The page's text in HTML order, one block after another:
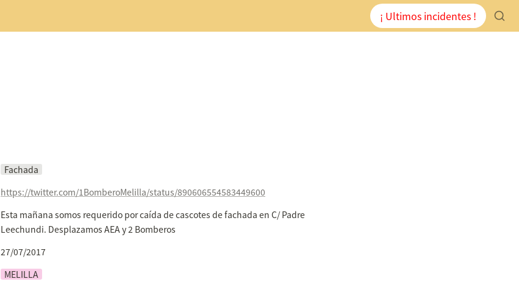
¡ Ultimos incidentes !
Fachada
https://twitter.com/1BomberoMelilla/status/890606554583449600
Esta mañana somos requerido por caída de cascotes de fachada en C/ Padre
Leechundi. Desplazamos AEA y 2 Bomberos
27/07/2017
MELILLA